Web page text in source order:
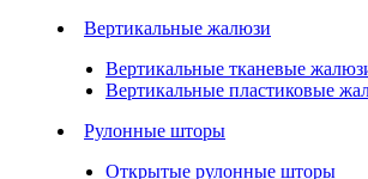
Вертикальные жалюзи
Вертикальные тканевые
Вертикальные пластиковые
Рулонные шторы
Открытые рулонные шторы